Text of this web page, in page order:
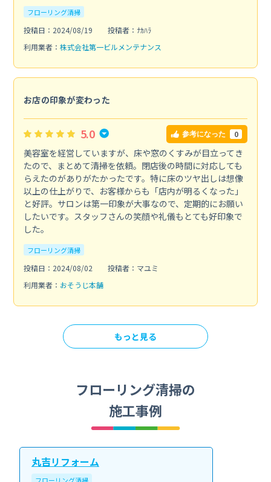
フローリング清掃
投稿日：2024/08/19
投稿者：ﾅｶﾊﾗ
利用業者： 株式会社第一ビルメンテナンス
お店の印象が変わった
5.0 参考になった 0
美容室を経営していますが、床や窓のくすみが目立ってき
たので、まとめて清掃を依頼。閉店後の時間に対応しても
らえたのがありがたかったです。特に床のツヤ出しは想像
以上の仕上がりで、お客様からも「店内が明るくなった」
と好評。サロンは第一印象が大事なので、定期的にお願い
したいです。スタッフさんの笑顔や礼儀もとても好印象で
した。
フローリング清掃
投稿日：2024/08/02
投稿者：マユミ
利用業者： おそうじ本舗
もっと見る
フローリング清掃の
施工事例
丸吉リフォーム
フローリング清掃